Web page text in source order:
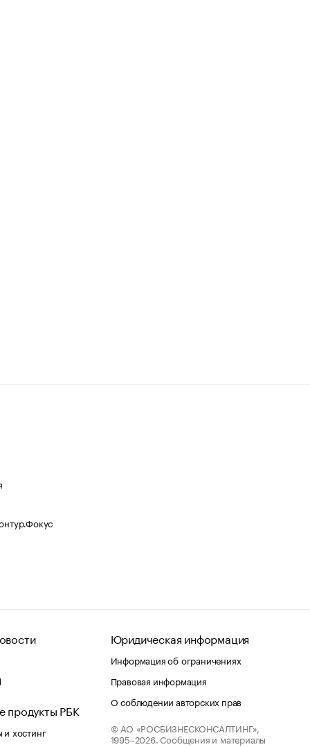
продукты РБК
хостинг
Юридическая информация
Информация об ограничениях
Правовая информация
О соблюдении авторских прав
© АО «РОСБИЗНЕСКОНСАЛТИНГ»,
1995–2026. Сообщения и материалы